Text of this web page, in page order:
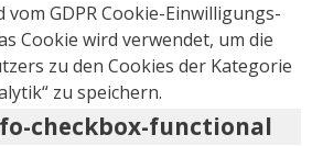
vom GDPR Cookie-Einwilligungs-
Cookie wird verwendet, um die
zu den Cookies der Kategorie
zu speichern.
checkbox-functional